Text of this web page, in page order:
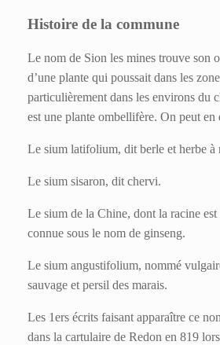
Histoire de la commune
Le nom de Sion les mines trouve son
d’une plante qui poussait dans les
particulièrement dans les environs du
est une plante ombellifère. On peut en
Le sium latifolium, dit berle et herbe à
Le sium sisaron, dit chervi.
Le sium de la Chine, dont la racine est
connue sous le nom de ginseng.
Le sium angustifolium, nommé
sauvage et persil des marais.
Les 1ers écrits faisant apparaître ce
dans la cartulaire de Redon en 819